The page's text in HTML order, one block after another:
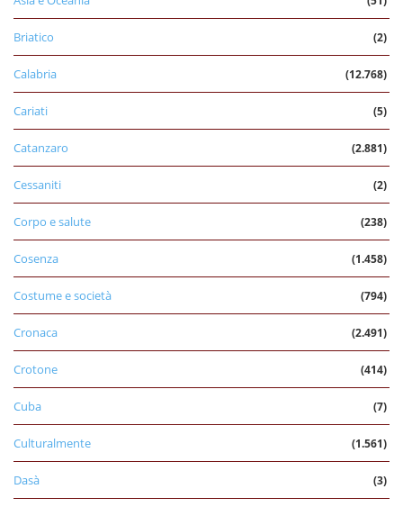
Briatico (2)
Calabria (12.768)
Cariati (5)
Catanzaro (2.881)
Cessaniti (2)
Corpo e salute (238)
Cosenza (1.458)
Costume e società (794)
Cronaca (2.491)
Crotone (414)
Cuba (7)
Culturalmente (1.561)
Dasà (3)